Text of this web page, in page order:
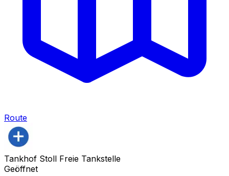
Route
Tankhof Stoll Freie Tankstelle
Geöffnet